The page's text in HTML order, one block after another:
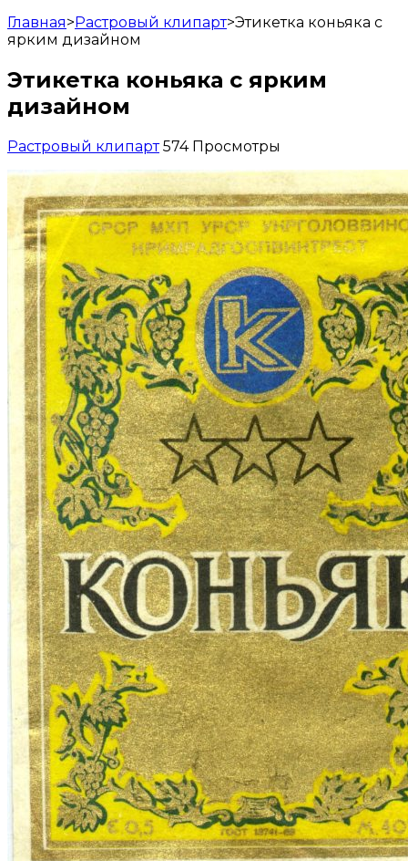
Главная>Растровый клипарт>Этикетка коньяка с
ярким дизайном
Этикетка коньяка с ярким
дизайном
Растровый клипарт 574 Просмотры